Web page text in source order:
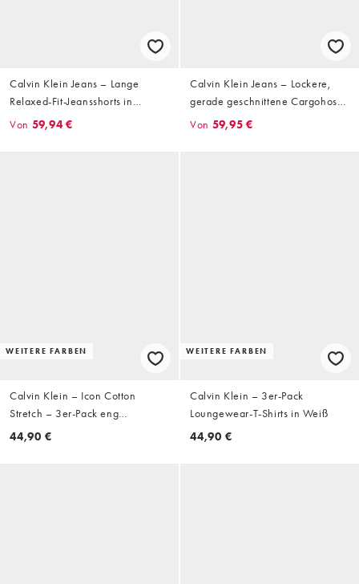
Calvin Klein Jeans – Lange
Relaxed-Fit-Jeansshorts in
hellblauer Waschung
Von 59,94 €
Calvin Klein Jeans – Lockere,
gerade geschnittene Cargohose
aus Leinenmix in Wollweiß
Von 59,95 €
WEITERE FARBEN
Calvin Klein – Icon Cotton
Stretch – 3er-Pack eng
geschnittene Hüftslips in
44,90 €
WEITERE FARBEN
Calvin Klein – 3er-Pack
Loungewear-T-Shirts in Weiß
44,90 €